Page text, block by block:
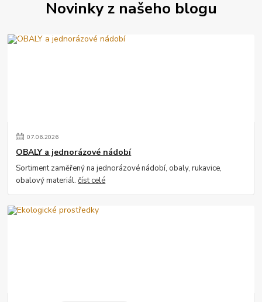
Novinky z našeho blogu
07.06.2026
OBALY a jednorázové nádobí
Sortiment zaměřený na jednorázové nádobí, obaly, rukavice,
obalový materiál.číst celé